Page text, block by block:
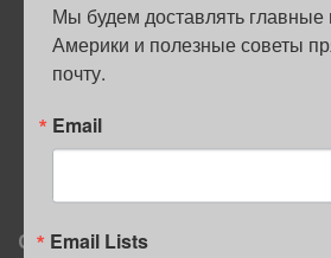
ОБРАЗОВАНИЕ
О нас
Мы будем доставлять главные
Америки и полезные советы
почту.
Email
Email Lists